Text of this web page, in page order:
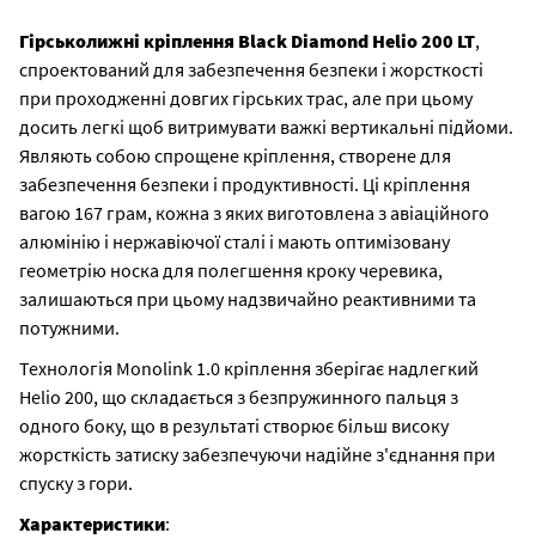
Гірськолижні кріплення Black Diamond Helio 200 LT,
спроектований для забезпечення безпеки і жорсткості
при проходженні довгих гірських трас, але при цьому
досить легкі щоб витримувати важкі вертикальні підйоми.
Являють собою спрощене кріплення, створене для
забезпечення безпеки і продуктивності. Ці кріплення
вагою 167 грам, кожна з яких виготовлена з авіаційного
алюмінію і нержавіючої сталі і мають оптимізовану
геометрію носка для полегшення кроку черевика,
залишаються при цьому надзвичайно реактивними та
потужними.
Технологія Monolink 1.0 кріплення зберігає надлегкий
Helio 200, що складається з безпружинного пальця з
одного боку, що в результаті створює більш високу
жорсткість затиску забезпечуючи надійне з'єднання при
спуску з гори.
Характеристики: